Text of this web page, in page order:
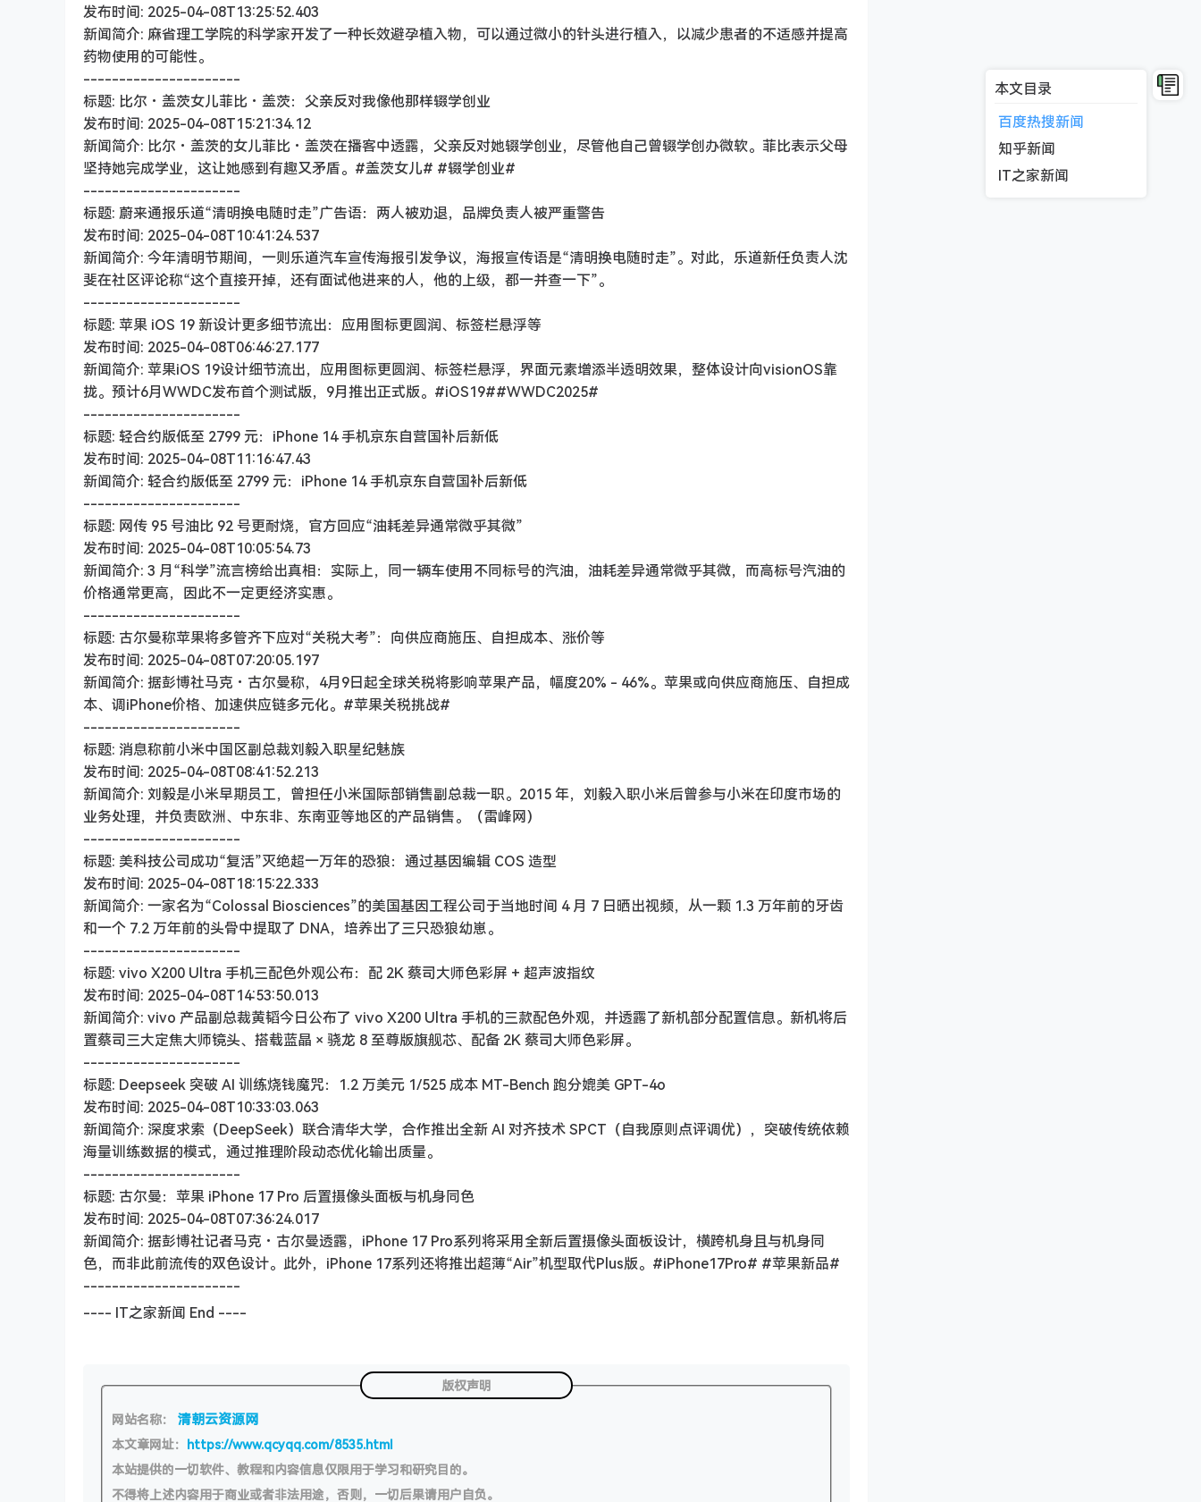
本文目录
百度热搜新闻
知乎新闻
IT之家新闻
发布时间: 2025-04-08T13:25:52.403
新闻简介: 麻省理工学院的科学家开发了一种长效避孕植入物，可以通过微小的针头进行植入，以减少患者的不适感并提高
药物使用的可能性。
----------------------
标题: 比尔・盖茨女儿菲比・盖茨：父亲反对我像他那样辍学创业
发布时间: 2025-04-08T15:21:34.12
新闻简介: 比尔・盖茨的女儿菲比・盖茨在播客中透露，父亲反对她辍学创业，尽管他自己曾辍学创办微软。菲比表示父母
坚持她完成学业，这让她感到有趣又矛盾。#盖茨女儿# #辍学创业#
----------------------
标题: 蔚来通报乐道“清明换电随时走”广告语：两人被劝退，品牌负责人被严重警告
发布时间: 2025-04-08T10:41:24.537
新闻简介: 今年清明节期间，一则乐道汽车宣传海报引发争议，海报宣传语是“清明换电随时走”。对此，乐道新任负责人沈
斐在社区评论称“这个直接开掉，还有面试他进来的人，他的上级，都一并查一下”。
----------------------
标题: 苹果 iOS 19 新设计更多细节流出：应用图标更圆润、标签栏悬浮等
发布时间: 2025-04-08T06:46:27.177
新闻简介: 苹果iOS 19设计细节流出，应用图标更圆润、标签栏悬浮，界面元素增添半透明效果，整体设计向visionOS靠
拢。预计6月WWDC发布首个测试版，9月推出正式版。#iOS19##WWDC2025#
----------------------
标题: 轻合约版低至 2799 元：iPhone 14 手机京东自营国补后新低
发布时间: 2025-04-08T11:16:47.43
新闻简介: 轻合约版低至 2799 元：iPhone 14 手机京东自营国补后新低
----------------------
标题: 网传 95 号油比 92 号更耐烧，官方回应“油耗差异通常微乎其微”
发布时间: 2025-04-08T10:05:54.73
新闻简介: 3 月“科学”流言榜给出真相：实际上，同一辆车使用不同标号的汽油，油耗差异通常微乎其微，而高标号汽油的
价格通常更高，因此不一定更经济实惠。
----------------------
标题: 古尔曼称苹果将多管齐下应对“关税大考”：向供应商施压、自担成本、涨价等
发布时间: 2025-04-08T07:20:05.197
新闻简介: 据彭博社马克・古尔曼称，4月9日起全球关税将影响苹果产品，幅度20% - 46%。苹果或向供应商施压、自担成
本、调iPhone价格、加速供应链多元化。#苹果关税挑战#
----------------------
标题: 消息称前小米中国区副总裁刘毅入职星纪魅族
发布时间: 2025-04-08T08:41:52.213
新闻简介: 刘毅是小米早期员工，曾担任小米国际部销售副总裁一职。2015 年，刘毅入职小米后曾参与小米在印度市场的
业务处理，并负责欧洲、中东非、东南亚等地区的产品销售。（雷峰网）
----------------------
标题: 美科技公司成功“复活”灭绝超一万年的恐狼：通过基因编辑 COS 造型
发布时间: 2025-04-08T18:15:22.333
新闻简介: 一家名为“Colossal Biosciences”的美国基因工程公司于当地时间 4 月 7 日晒出视频，从一颗 1.3 万年前的牙齿
和一个 7.2 万年前的头骨中提取了 DNA，培养出了三只恐狼幼崽。
----------------------
标题: vivo X200 Ultra 手机三配色外观公布：配 2K 蔡司大师色彩屏 + 超声波指纹
发布时间: 2025-04-08T14:53:50.013
新闻简介: vivo 产品副总裁黄韬今日公布了 vivo X200 Ultra 手机的三款配色外观，并透露了新机部分配置信息。新机将后
置蔡司三大定焦大师镜头、搭载蓝晶 × 骁龙 8 至尊版旗舰芯、配备 2K 蔡司大师色彩屏。
----------------------
标题: Deepseek 突破 AI 训练烧钱魔咒：1.2 万美元 1/525 成本 MT-Bench 跑分媲美 GPT-4o
发布时间: 2025-04-08T10:33:03.063
新闻简介: 深度求索（DeepSeek）联合清华大学，合作推出全新 AI 对齐技术 SPCT（自我原则点评调优），突破传统依赖
海量训练数据的模式，通过推理阶段动态优化输出质量。
----------------------
标题: 古尔曼：苹果 iPhone 17 Pro 后置摄像头面板与机身同色
发布时间: 2025-04-08T07:36:24.017
新闻简介: 据彭博社记者马克・古尔曼透露，iPhone 17 Pro系列将采用全新后置摄像头面板设计，横跨机身且与机身同
色，而非此前流传的双色设计。此外，iPhone 17系列还将推出超薄“Air”机型取代Plus版。#iPhone17Pro# #苹果新品#
----------------------
---- IT之家新闻 End ----
版权声明
网站名称： 清朝云资源网
本文章网址： https://www.qcyqq.com/8535.html
本站提供的一切软件、教程和内容信息仅限用于学习和研究目的。
不得将上述内容用于商业或者非法用途，否则，一切后果请用户自负。